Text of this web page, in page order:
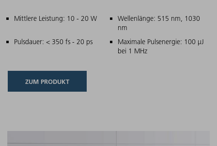
Hauptmerkmale
Mittlere Leistung: 10 - 20 W
Wellenlänge: 515 nm, 1030
nm
Pulsdauer: < 350 fs - 20 ps
Maximale Pulsenergie: 100 µJ
bei 1 MHz
ZUM PRODUKT